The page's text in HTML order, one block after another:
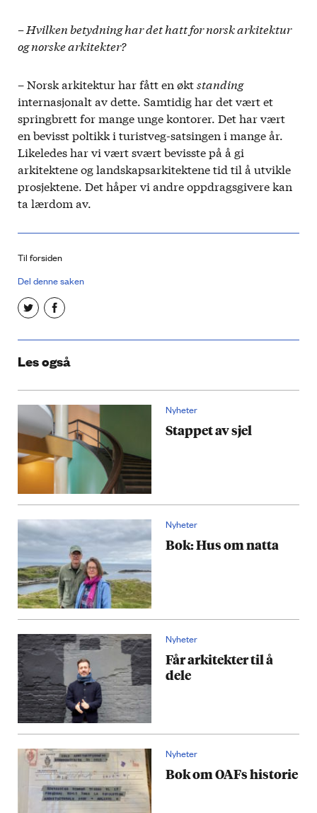
– Hvilken betydning har det hattfor norsk arkitektur
og norske arkitekter?
– Norsk arkitektur har fått en øktstanding
internasjonalt av dette. Samtidig har det vært et
springbrett for mange unge kontorer. Det har vært
en bevisst poltikk i turistveg-satsingen i mange år.
Likeledes har vi vært svært bevisste på å gi
arkitektene og landskapsarkitektene tid til å utvikle
prosjektene. Det håper vi andre oppdragsgivere kan
ta lærdom av.
Til forsiden
Del denne saken
Les også
Nyheter
Stappet av sjel
Nyheter
Bok: Hus om natta
Nyheter
Får arkitekter til å
dele
Nyheter
Bok om OAFs historie